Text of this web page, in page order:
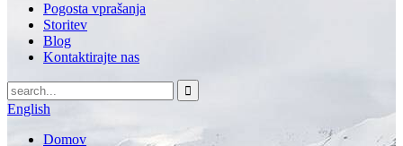
Pogosta vprašanja
Storitev
Blog
Kontaktirajte nas
English
Domov